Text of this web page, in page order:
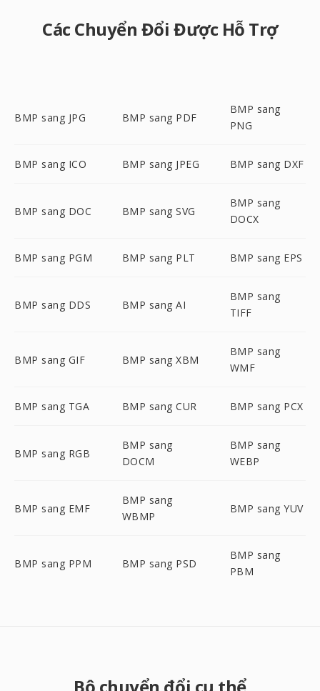
Các Chuyển Đổi Được Hỗ Trợ
BMP sang JPG BMP sang PDF
BMP sang
PNG
BMP sang ICO BMP sang JPEG BMP sang DXF
BMP sang DOC BMP sang SVG
BMP sang
DOCX
BMP sang PGM BMP sang PLT BMP sang EPS
BMP sang DDS BMP sang AI
BMP sang
TIFF
BMP sang GIF BMP sang XBM
BMP sang
WMF
BMP sang TGA BMP sang CUR BMP sang PCX
BMP sang RGB
BMP sang
DOCM
BMP sang
WEBP
BMP sang EMF
BMP sang
WBMP
BMP sang YUV
BMP sang PPM BMP sang PSD
BMP sang
PBM